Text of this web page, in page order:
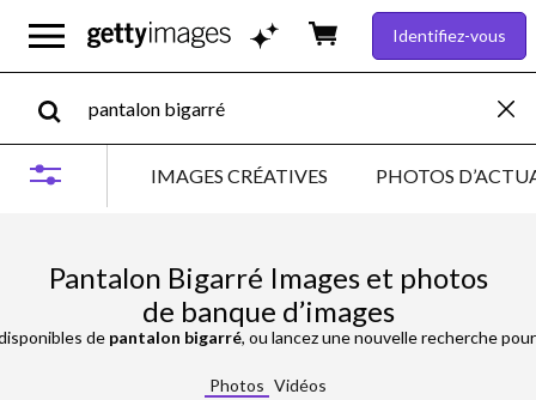
Identifiez-vous
IMAGES CRÉATIVES PHOTOS
Pantalon Bigarré Images et photos
de banque d’images
de pantalon bigarré, ou lancez une nouvelle recherche
Photos Vidéos